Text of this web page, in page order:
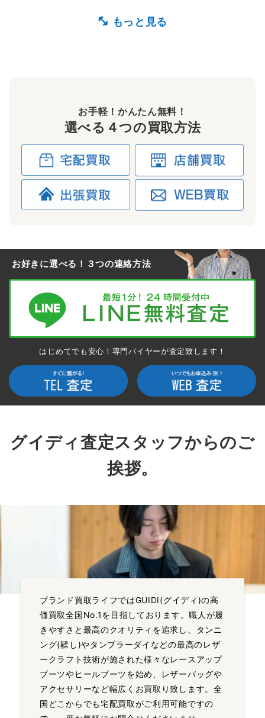
ダービーシューズ 買取 スリッポン 買取
サンダル 買取 スニーカー 買取
小物・ジュエリー 買取
お手軽！かんたん無料！
選べる４つの買取方法
お好きに選べる！３つの連絡方法
はじめてでも安心！専門バイヤーが査定致します！
グイディ査定スタッフからのご
挨拶。
ブランド買取ライフではGUIDI(グイディ)の高
価買取全国No.1を目指しております。職人が履
きやすさと最高のクオリティを追求し、タンニ
ング(鞣し)やタンブラーダイなどの最高のレザ
ークラフト技術が施された様々なレースアップ
ブーツやヒールブーツを始め、レザーバッグや
アクセサリーなど幅広くお買取り致します。全
国どこからでも宅配買取がご利用可能ですの